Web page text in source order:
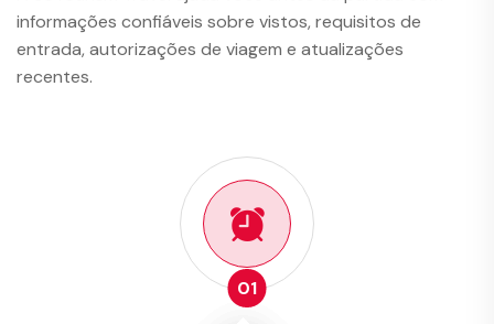
informações confiáveis sobre vistos, requisitos de
entrada, autorizações de viagem e atualizações
recentes.
01